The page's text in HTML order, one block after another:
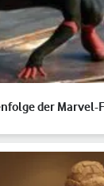
der Marvel-